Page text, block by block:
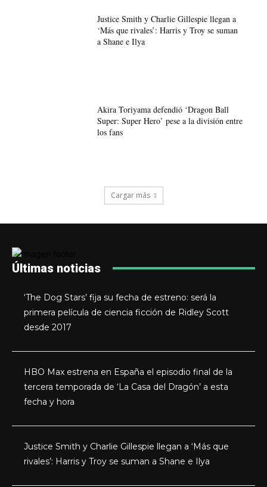
Justice Smith y Charlie Gillespie llegan a
‘Más que rivales’: Harris y Troy se suman
a Shane e Ilya
Akira Toriyama defendió ‘Dragon Ball
Super: Super Hero’ pese a la división entre
los fans
Cargar más
Últimas noticias
‘The Dog Stars’ fija su fecha de estreno: será la
primera película de ciencia ficción de Ridley Scott
desde 2017
HBO Max estrena en España el episodio final de la
tercera temporada de ‘La Casa del Dragón’ a esta
fecha y hora
Justice Smith y Charlie Gillespie llegan a ‘Más que
rivales’: Harris y Troy se suman a Shane e Ilya